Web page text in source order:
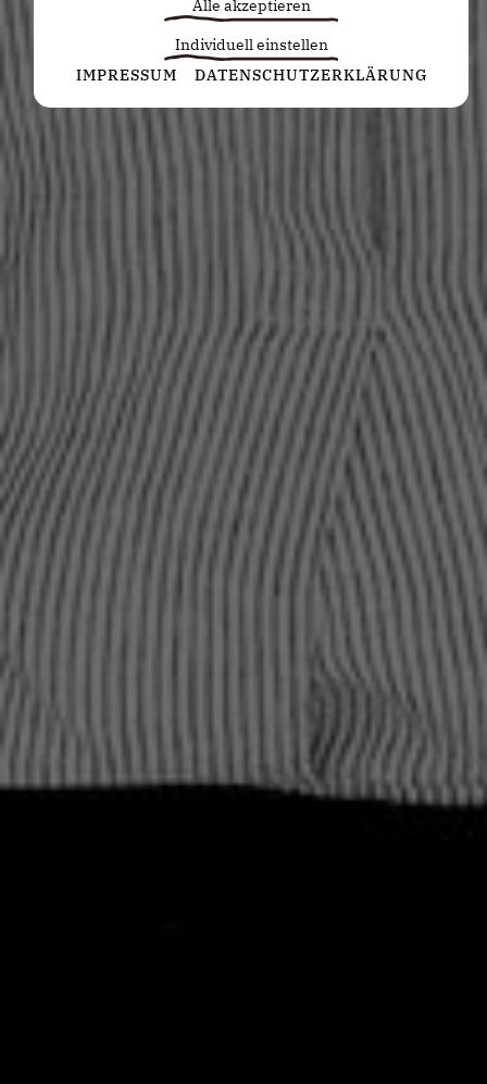
Alle akzeptieren
Individuell einstellen
Statistiken
Diese Cookies erfassen anonyme Statistiken. Diese
Marketing Cookies werden von Drittanbietern oder
Werbung anzuzeigen. Sie tun dies, indem sie
Besucher über Websites hinweg verfolgen.
Google Tag Manager
Externe Medien
Wenn Cookies von externen Medien akzeptiert
werden, bedarf der Zugriff auf externe Inhalte
keiner manuellen Zustimmung mehr.
IMPRESSUM DATENSCHUTZERKLÄRUNG